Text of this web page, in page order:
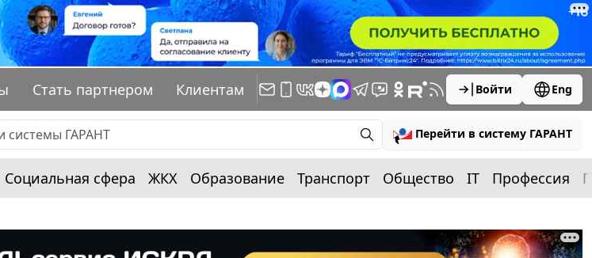
Стать партнером Клиентам Войти Eng
Перейти в систему ГАРАНТ
Социальная сфера ЖКХ Образование Транспорт Общество IT Профессия